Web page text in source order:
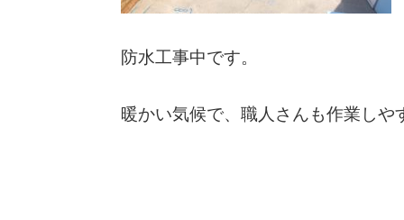
防水工事中です。
暖かい気候で、職人さんも作業しや